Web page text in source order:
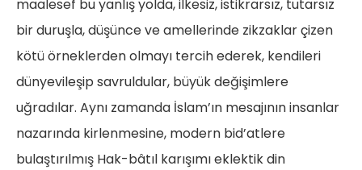
maalesef bu yanlış yolda, ilkesiz, istikrarsız, tutarsız
bir duruşla, düşünce ve amellerinde zikzaklar çizen
kötü örneklerden olmayı tercih ederek, kendileri
dünyevileşip savruldular, büyük değişimlere
uğradılar. Aynı zamanda İslam’ın mesajının insanlar
nazarında kirlenmesine, modern bid’atlere
bulaştırılmış Hak-bâtıl karışımı eklektik din